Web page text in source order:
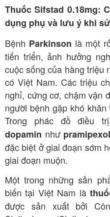
Thuốc Sifstad 0.18mg:
dụng phụ và lưu ý khi
Bệnh Parkinson là một
tiến triển, ảnh hưởng
cuộc sống của hàng triệu
có Việt Nam. Các triệu
nghỉ, cứng cơ, chậm vận
người bệnh gặp khó
Trong phác đồ điều
dopamin như
đặc biệt ở giai đoạn sớm
giai đoạn muộn.
Một trong những sản
biến tại Việt Nam là
được sản xuất bởi